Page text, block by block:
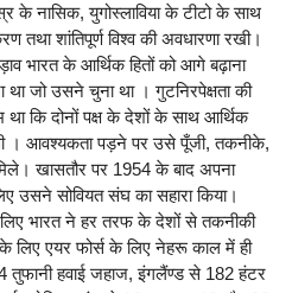
नासिक, युगोस्लाविया के टीटो के साथ
तथा शांतिपूर्ण विश्व की अवधारणा रखी।
भारत के आर्थिक हितों को आगे बढ़ाना
जो उसने चुना था । गुटनिरपेक्षता की
कि दोनों पक्ष के देशों के साथ आर्थिक
। आवश्यकता पड़ने पर उसे पूँजी, तकनीके,
खासतौर पर 1954 के बाद अपना
उसने सोवियत संघ का सहारा किया।
भारत ने हर तरफ के देशों से तकनीकी
लिए एयर फोर्स के लिए नेहरू काल में ही
हवाई जहाज, इंगलैंण्ड से 182 हंटर